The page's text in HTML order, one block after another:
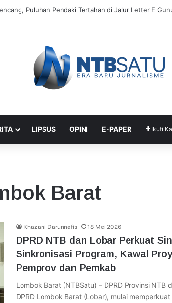
Sebar 171 Titik “Tempah Dedoro” Pangkas Sampah
LIPSUS OPINI E-PAPER Ikuti
Barat
Khazani Darunnafis 18 Mei 2026
DPRD NTB dan Lobar Perkuat
Sinkronisasi Program, Kawal
Pemprov dan Pemkab
Lombok Barat (NTBSatu) – DPRD Provinsi NTB
DPRD Lombok Barat (Lobar), mulai memperkuat